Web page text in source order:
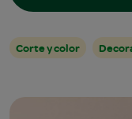
Corte y color